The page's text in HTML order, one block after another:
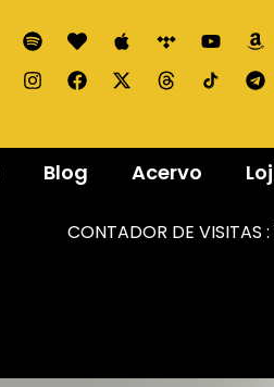
Blog Acervo
CONTADOR DE VISITAS :